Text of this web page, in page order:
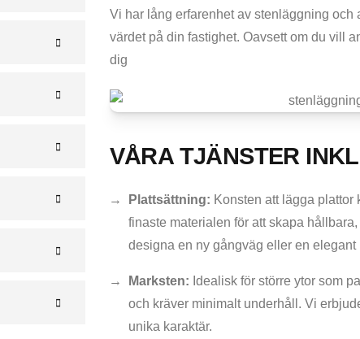
Vi har lång erfarenhet av stenläggning
värdet på din fastighet. Oavsett om du vill
dig
VÅRA TJÄNSTER
Plattsättning: Konsten att lägga
finaste materialen för att skapa
designa en ny gångväg eller en elegant
Marksten: Idealisk för större ytor som
och kräver minimalt underhåll. Vi
unika karaktär.